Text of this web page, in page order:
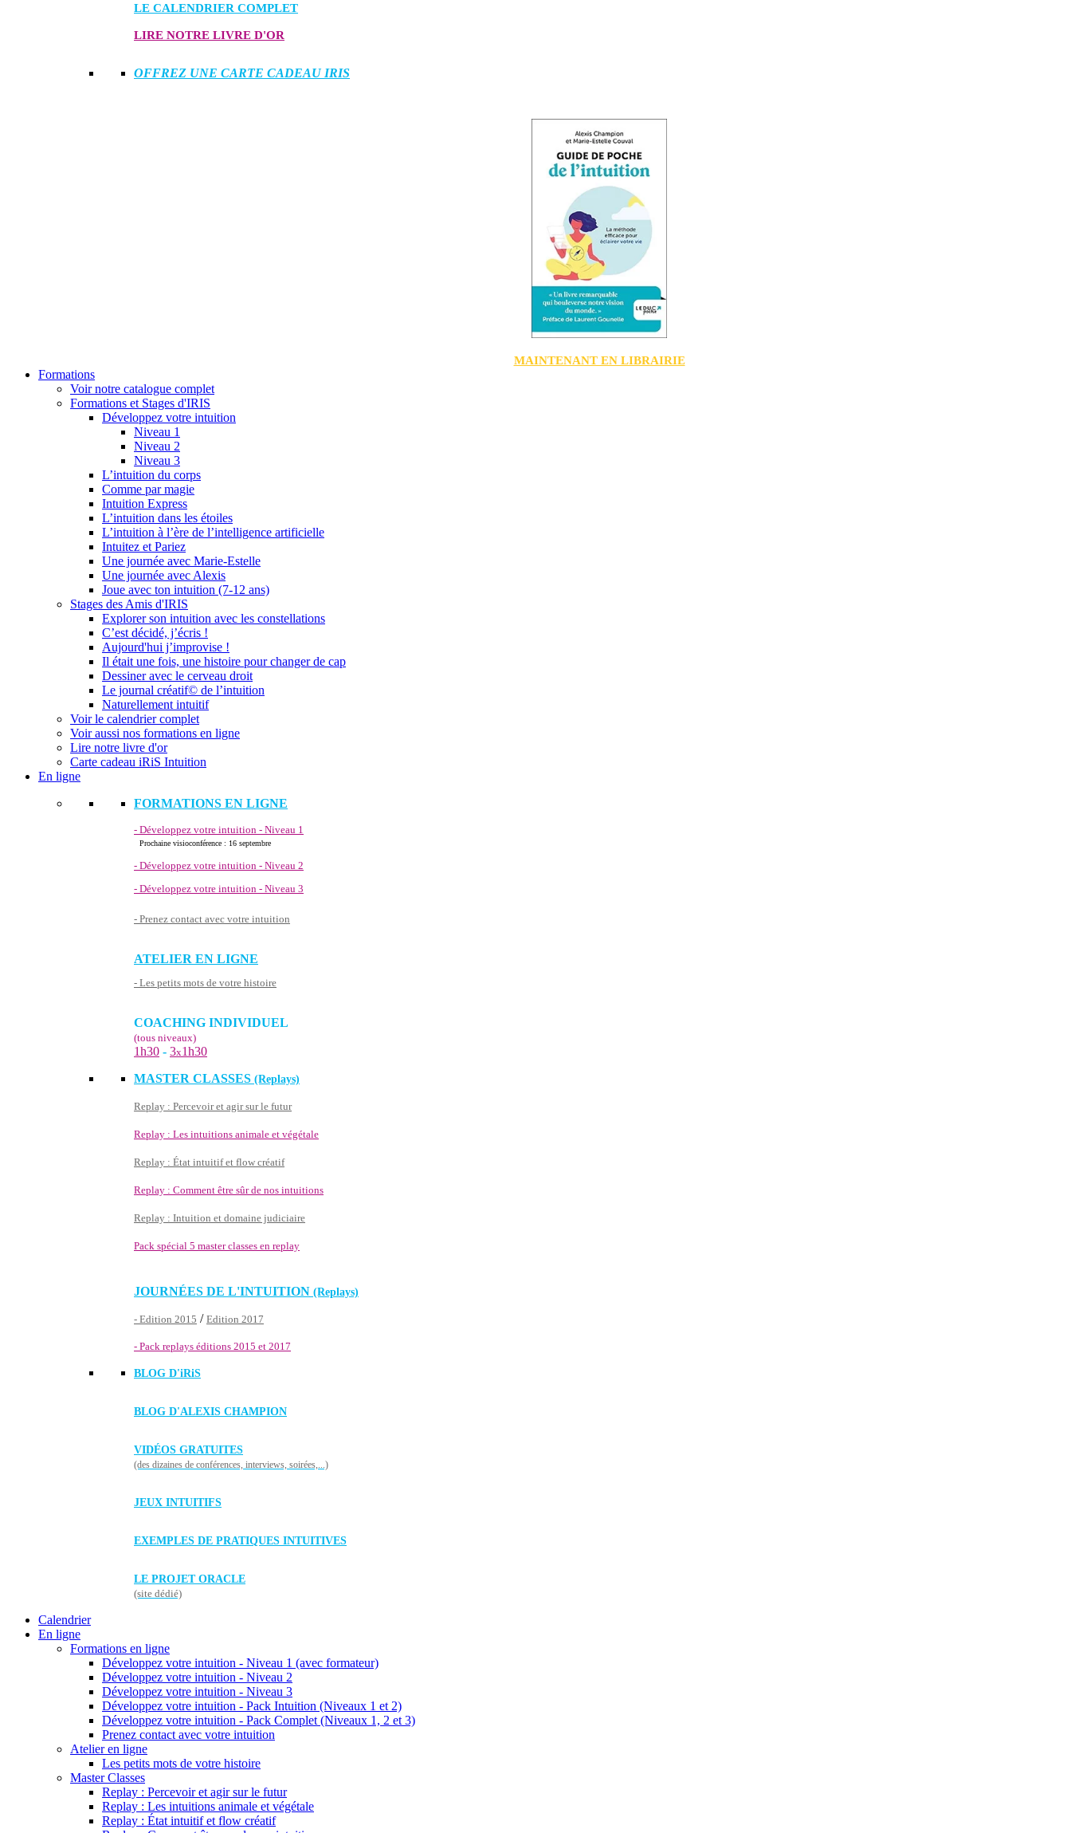
LE CALENDRIER COMPLET
LIRE NOTRE LIVRE D'OR
OFFREZ UNE CARTE CADEAU IRIS
MAINTENANT EN LIBRAIRIE
Formations
Voir notre catalogue complet
Formations et Stages d'IRIS
Développez votre intuition
Niveau 1
Niveau 2
Niveau 3
L’intuition du corps
Comme par magie
Intuition Express
L’intuition dans les étoiles
L’intuition à l’ère de l’intelligence artificielle
Intuitez et Pariez
Une journée avec Marie-Estelle
Une journée avec Alexis
Joue avec ton intuition (7-12 ans)
Stages des Amis d'IRIS
Explorer son intuition avec les constellations
C’est décidé, j’écris !
Aujourd'hui j’improvise !
Il était une fois, une histoire pour changer de cap
Dessiner avec le cerveau droit
Le journal créatif© de l’intuition
Naturellement intuitif
Voir le calendrier complet
Voir aussi nos formations en ligne
Lire notre livre d'or
Carte cadeau iRiS Intuition
En ligne
FORMATIONS EN LIGNE
- Développez votre intuition - Niveau 1
Prochaine visioconférence : 16 septembre
- Développez votre intuition - Niveau 2
- Développez votre intuition - Niveau 3
- Prenez contact avec votre intuition
ATELIER EN LIGNE
- Les petits mots de votre histoire
COACHING INDIVIDUEL
(tous niveaux)
1h30 - 3x1h30
MASTER CLASSES (Replays)
Replay : Percevoir et agir sur le futur
Replay : Les intuitions animale et végétale
Replay : État intuitif et flow créatif
Replay : Comment être sûr de nos intuitions
Replay : Intuition et domaine judiciaire
Pack spécial 5 master classes en replay
JOURNÉES DE L'INTUITION (Replays)
- Edition 2015 / Edition 2017
- Pack replays éditions 2015 et 2017
BLOG D'iRiS
BLOG D'ALEXIS CHAMPION
VIDÉOS GRATUITES
(des dizaines de conférences, interviews, soirées,...)
JEUX INTUITIFS
EXEMPLES DE PRATIQUES INTUITIVES
LE PROJET ORACLE
(site dédié)
Calendrier
En ligne
Formations en ligne
Développez votre intuition - Niveau 1 (avec formateur)
Développez votre intuition - Niveau 2
Développez votre intuition - Niveau 3
Développez votre intuition - Pack Intuition (Niveaux 1 et 2)
Développez votre intuition - Pack Complet (Niveaux 1, 2 et 3)
Prenez contact avec votre intuition
Atelier en ligne
Les petits mots de votre histoire
Master Classes
Replay : Percevoir et agir sur le futur
Replay : Les intuitions animale et végétale
Replay : État intuitif et flow créatif